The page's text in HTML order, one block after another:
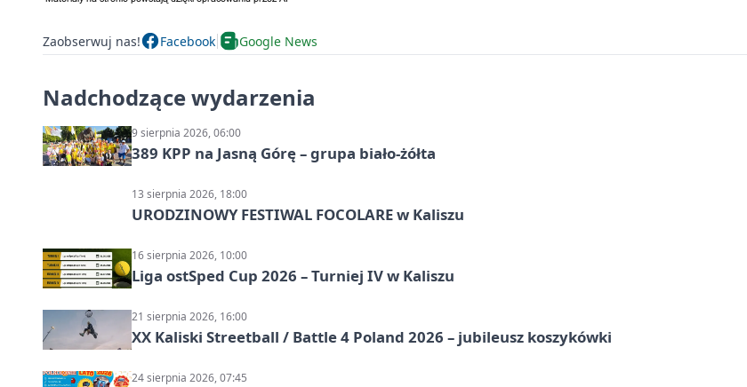
Zaobserwuj nas! Facebook Google News
Nadchodzące wydarzenia
9 sierpnia 2026, 06:00
389 KPP na Jasną Górę – grupa biało-żółta
13 sierpnia 2026, 18:00
URODZINOWY FESTIWAL FOCOLARE w Kaliszu
16 sierpnia 2026, 10:00
Liga ostSped Cup 2026 – Turniej IV w Kaliszu
21 sierpnia 2026, 16:00
XX Kaliski Streetball / Battle 4 Poland 2026 – jubileusz koszykówki
24 sierpnia 2026, 07:45